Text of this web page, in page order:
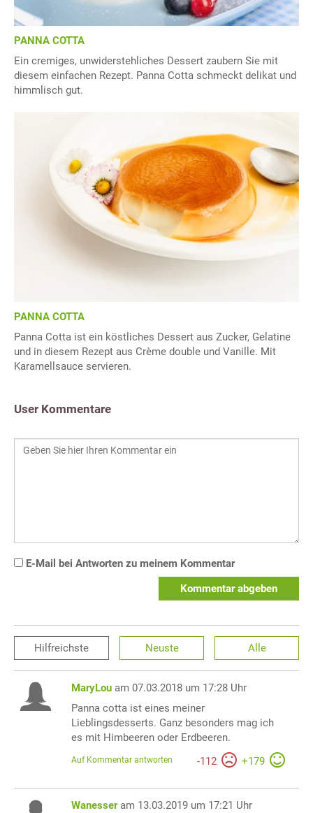
PANNA COTTA
Ein cremiges, unwiderstehliches Dessert zaubern Sie mit
diesem einfachen Rezept. Panna Cotta schmeckt delikat und
himmlisch gut.
PANNA COTTA
Panna Cotta ist ein köstliches Dessert aus Zucker, Gelatine
und in diesem Rezept aus Crème double und Vanille. Mit
Karamellsauce servieren.
User Kommentare
E-Mail bei Antworten zu meinem Kommentar
Kommentar abgeben
Hilfreichste Neuste Alle
MaryLou am 07.03.2018 um 17:28 Uhr
Panna cotta ist eines meiner
Lieblingsdesserts. Ganz besonders mag ich
es mit Himbeeren oder Erdbeeren.
-112 +179
Auf Kommentar antworten
Wanesser am 13.03.2019 um 17:21 Uhr